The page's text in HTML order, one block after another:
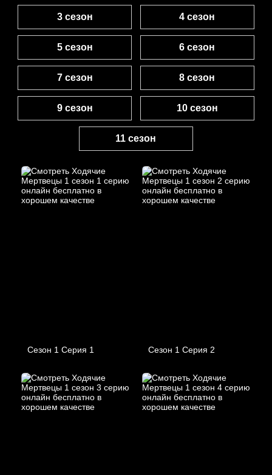
3 сезон 4 сезон
5 сезон 6 сезон
7 сезон 8 сезон
9 сезон 10 сезон
11 сезон
Сезон 1 Серия 1 Сезон 1 Серия 2